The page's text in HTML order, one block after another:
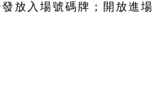
放入場號碼牌；開放進場